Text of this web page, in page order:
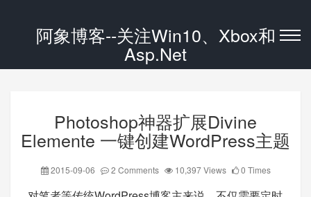
阿象博客--关注Win10、Xbox和
Asp.Net
Photoshop神器扩展Divine
Elemente 一键创建WordPress主题
2015-09-06 2 Comments 10,397 Views 0 Times